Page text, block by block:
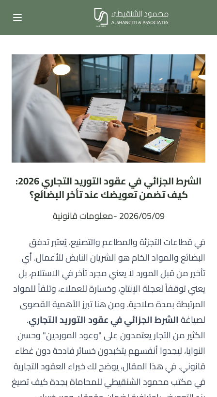
الشرط الجزائي في عقود التوريد التجاري 2026:
كيف تضمن تعويضك عند تأخر البضائع؟
2026/05/09 - معلومات قانونية
في قطاعات التجزئة والمطاعم والتصنيع، يُعتبر تدفق
البضائع والمواد الخام هو الشريان النابض للأعمال. أي
تأخير من قبل المورد لا يعني مجرد تأخر في الاستلام، بل
يعني توقفاً لعجلة الإنتاج، وخسارة للعملاء، وتلفاً للمواد
المرتبطة بمدة صلاحية. ومن هنا تبرز الأهمية القصوى
لصياغةالشرط الجزائي في عقود التوريد التجاري.
الكثير من التجار يعتمدون على "وعود الموردين" وحسن
النوايا، ليجدوا أنفسهم يتكبدون خسائر فادحة دون غطاء
قانوني. في هذا المقال، يوضح لك خبراء العقود التجارية
في مكتب محمود الشنقيطي للمحاماة بجدة كيف تصيغ